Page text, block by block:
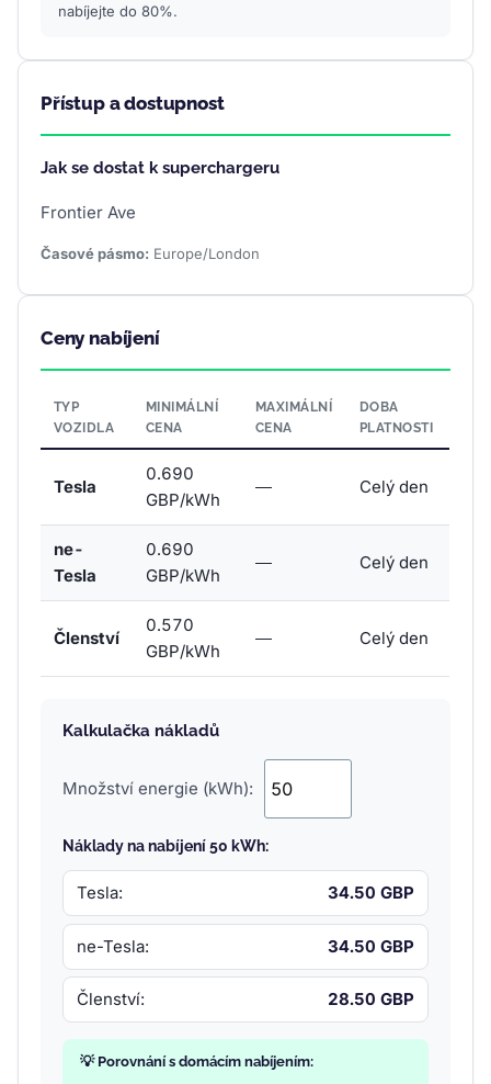
nabíjejte do 80%.
Přístup a dostupnost
Jak se dostat k superchargeru
Frontier Ave
Časové pásmo: Europe/London
Ceny nabíjení
TYP
VOZIDLA
MINIMÁLNÍ
CENA
MAXIMÁLNÍ
CENA
DOBA
PLATNOSTI
Tesla
0.690
GBP/kWh
— Celý den
ne-
Tesla
0.690
GBP/kWh
— Celý den
Členství
0.570
GBP/kWh
— Celý den
Kalkulačka nákladů
Množství energie (kWh):
Náklady na nabíjení 50 kWh:
Tesla: 34.50 GBP
ne-Tesla: 34.50 GBP
Členství: 28.50 GBP
💡 Porovnání s domácím nabíjením: